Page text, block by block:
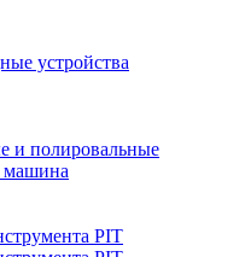
устройства
полировальные
машина
PIT